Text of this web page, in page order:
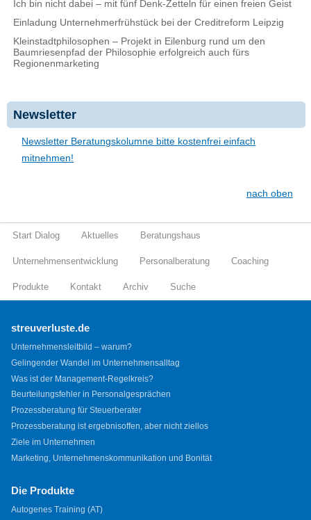
Ich bin nicht dabei – mit fünf Denk-Zetteln für einen freien Geist
Einladung Unternehmerfrühstück bei der Creditreform Leipzig
Kleinstadtphilosophen – Projekt in Eilenburg rund um den
Baumriesenpfad der Philosophie erfolgreich auch fürs
Regionenmarketing
Newsletter
Newsletter Beratungskolumne bitte kostenfrei einfach
mitnehmen!
nach oben
Start Dialog Aktuelles Beratungshaus
Unternehmensentwicklung Personalberatung Coaching
Produkte Kontakt Archiv Suche
streuverluste.de
Unternehmensleitbild – warum?
Gelingender Wandel im Unternehmensalltag
Was ist der Management-Regelkreis?
Beurteilungsfehler in Personalgesprächen
Prozessberatung für Steuerberater
Prozessberatung ist ergebnisoffen, aber nicht ziellos
Ziele im Unternehmen
Marketing, Unternehmenskommunikation und Bonität
Die Produkte
Autogenes Training (AT)